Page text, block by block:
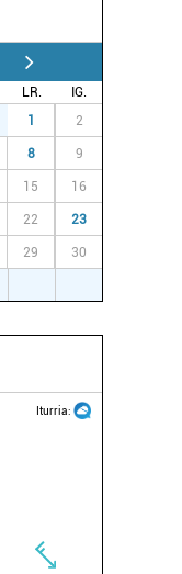
LR.
IG.
1 2
8 9
15 16
22 23
29 30
Iturria: